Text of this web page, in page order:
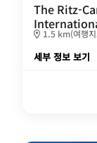
The Ritz-
1.5 km(여행
세부 정보 보기